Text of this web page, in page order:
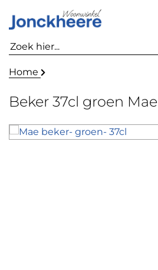
Home
Beker 37cl groen Mae